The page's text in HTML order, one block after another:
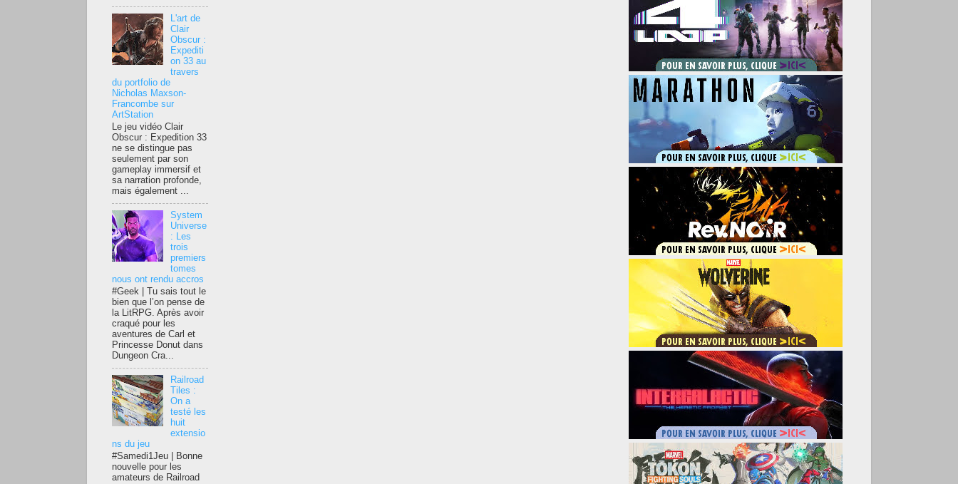
L'art de
Clair
Obscur :
Expediti
on 33 au
travers
du portfolio de
Nicholas Maxson-
Francombe sur
ArtStation
Le jeu vidéo Clair
Obscur : Expedition 33
ne se distingue pas
seulement par son
gameplay immersif et
sa narration profonde,
mais également ...
System
Universe
: Les
trois
premiers
tomes
nous ont rendu accros
#Geek | Tu sais tout le
bien que l’on pense de
la LitRPG. Après avoir
craqué pour les
aventures de Carl et
Princesse Donut dans
Dungeon Cra...
Railroad
Tiles :
On a
testé les
huit
extensio
ns du jeu
#Samedi1Jeu | Bonne
nouvelle pour les
amateurs de Railroad